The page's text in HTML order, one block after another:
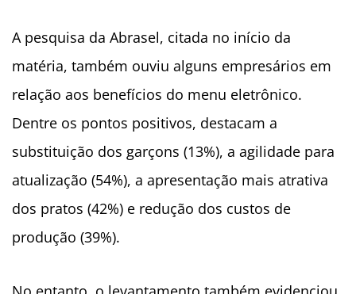
A pesquisa da Abrasel, citada no início da
matéria, também ouviu alguns empresários em
relação aos benefícios do menu eletrônico.
Dentre os pontos positivos, destacam a
substituição dos garçons (13%), a agilidade para
atualização (54%), a apresentação mais atrativa
dos pratos (42%) e redução dos custos de
produção (39%).